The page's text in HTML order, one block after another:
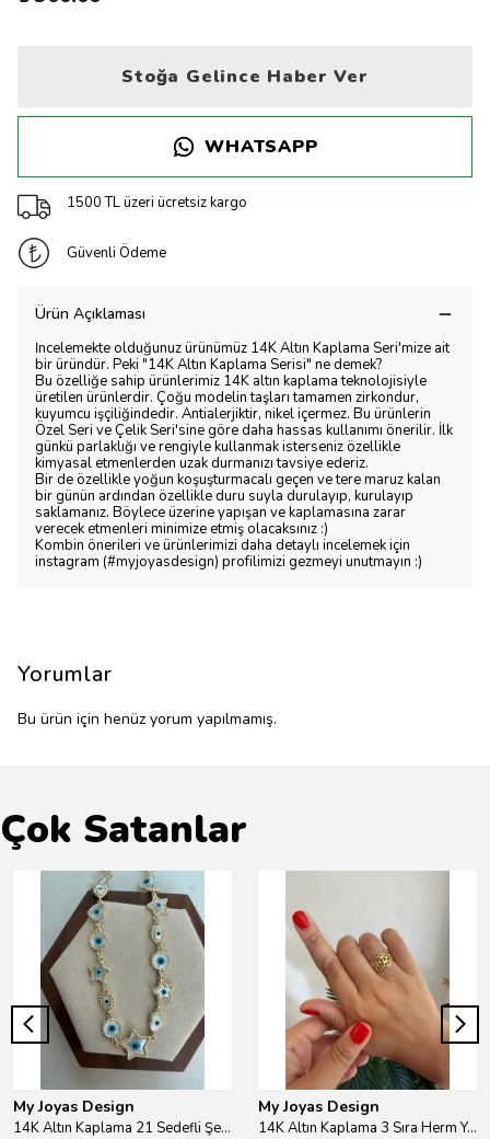
Stoğa Gelince Haber Ver
WHATSAPP
1500 TL üzeri ücretsiz kargo
Güvenli Ödeme
Ürün Açıklaması
İncelemekte olduğunuz ürünümüz 14K Altın Kaplama Seri'mize ait
bir üründür. Peki "14K Altın Kaplama Serisi" ne demek?
Bu özelliğe sahip ürünlerimiz 14K altın kaplama teknolojisiyle
üretilen ürünlerdir. Çoğu modelin taşları tamamen zirkondur,
kuyumcu işçiliğindedir. Antialerjiktir, nikel içermez. Bu ürünlerin
Özel Seri ve Çelik Seri'sine göre daha hassas kullanımı önerilir. İlk
günkü parlaklığı ve rengiyle kullanmak isterseniz özellikle
kimyasal etmenlerden uzak durmanızı tavsiye ederiz.
Bir de özellikle yoğun koşuşturmacalı geçen ve tere maruz kalan
bir günün ardından özellikle duru suyla durulayıp, kurulayıp
saklamanız. Böylece üzerine yapışan ve kaplamasına zarar
verecek etmenleri minimize etmiş olacaksınız :)
Kombin önerileri ve ürünlerimizi daha detaylı incelemek için
instagram (#myjoyasdesign) profilimizi gezmeyi unutmayın :)
Yorumlar
Bu ürün için henüz yorum yapılmamış.
Çok Satanlar
My Joyas Design
14K Altın Kaplama 21 Sedefli Şekiller Kolye 46cm
My Joyas Design
14K Altın Kaplama 3 Sıra Herm Yüzük Gold